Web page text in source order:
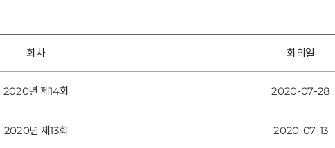
회차 회의일
2020년 제14회 2020-07-28
2020년 제13회 2020-07-13